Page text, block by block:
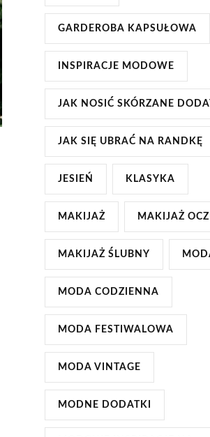
GARDEROBA KAPSUŁOWA
INSPIRACJE MODOWE
JAK NOSIĆ SKÓRZANE
JAK SIĘ UBRAĆ NA RANDKĘ
JESIEŃ KLASYKA
MAKIJAŻ MAKIJAŻ
MAKIJAŻ ŚLUBNY
MODA CODZIENNA
MODA FESTIWALOWA
MODA VINTAGE
MODNE DODATKI